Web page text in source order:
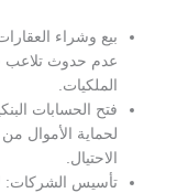
وشراء العقارات: لضمان
حدوث تلاعب في
الحسابات البنكية:
الأموال من عمليات
الشركات: لإثبات